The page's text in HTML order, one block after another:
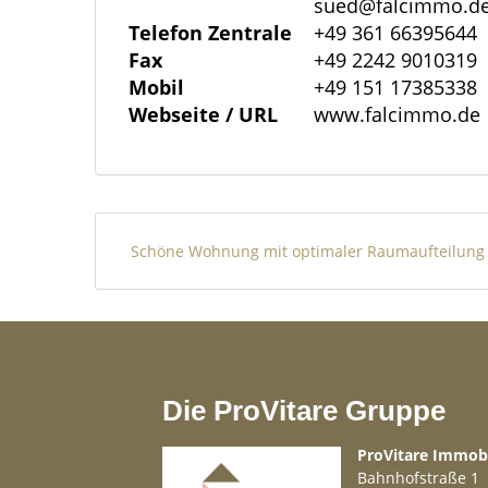
Ihnen entdeckt zu werden.
Architektur und Design:
-Die Architektur des Hauses besticht
atemberaubenden Blick in die Ferne.
-Der zum Teil offene Wohnbereich lädt
-Hochwertige Materialien und stilvolle
Wohnzimmer:
-Ein großzügiger, offener Raum mit viel
Telefon Zentrale
+49 361 66395644
Fax
+49 2242 9010319
Mobil
+49 151 17385338
Webseite / URL
www.falcimmo.de
Schöne Wohnung mit optimaler Raumaufteilung
Die ProVitare Gruppe
ProVitare
Bahnhofstraße 1